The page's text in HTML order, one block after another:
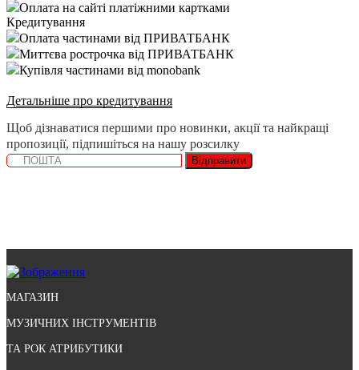
Оплата на сайті платіжними картками
Кредитування
Оплата частинами від ПРИВАТБАНК
Миттєва рострочка від ПРИВАТБАНК
Купівля частинами від monobank
Детальніше про кредитування
Щоб дізнаватися першими про новинки, акції та найкращі
пропозиції, підпишіться на нашу розсилку
Відправити
МАГАЗИН
МУЗИЧНИХ ІНСТРУМЕНТІВ
ТА РОК АТРИБУТИКИ